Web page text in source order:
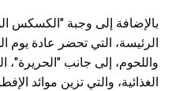
بالإضافة إلى وجبة "الكسكس
الرئيسة، التي تحضر عادة
واللحوم، إلى جانب "الحريرة"،
الغذائية، والتي تزين موائد